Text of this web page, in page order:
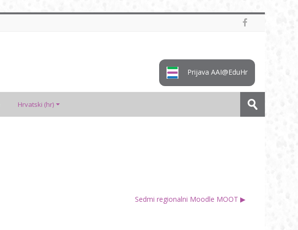
Prijava AAI@EduHr
Hrvatski ‎(hr)‎
kolegije
Predaj
Sedmi regionalni Moodle MOOT ▶︎